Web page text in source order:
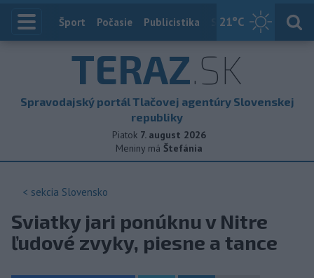
21°C
Index
Šport Počasie Publicistika Slovensko
TERAZ.SK
Spravodajský portál Tlačovej agentúry Slovenskej
republiky
Piatok 7. august 2026
Meniny má Štefánia
< sekcia Slovensko
Sviatky jari ponúknu v Nitre
ľudové zvyky, piesne a tance